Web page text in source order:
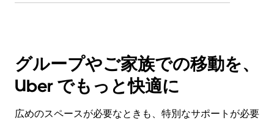
グループやご家族での移動を、
Uber でもっと快適に
広めのスペースが必要なときも、特別なサポートが必要